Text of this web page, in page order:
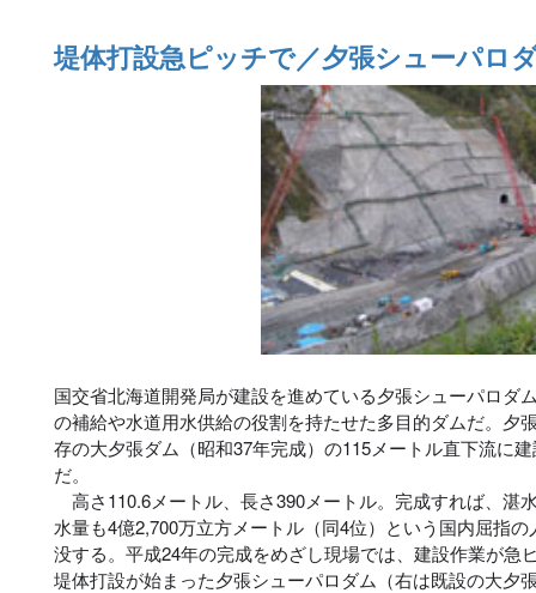
堤体打設急ピッチで／夕張シューパロ
国交省北海道開発局が建設を進めている夕張シューパロダ
の補給や水道用水供給の役割を持たせた多目的ダムだ。夕
存の大夕張ダム（昭和37年完成）の115メートル直下流に
だ。
高さ110.6メートル、長さ390メートル。完成すれば、湛
水量も4億2,700万立方メートル（同4位）という国内屈指
没する。平成24年の完成をめざし現場では、建設作業が急
堤体打設が始まった夕張シューパロダム（右は既設の大夕